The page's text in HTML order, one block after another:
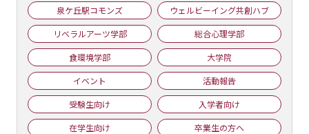
泉ケ丘駅コモンズ
ウェルビーイング共創ハブ
リベラルアーツ学部
総合心理学部
食環境学部
大学院
イベント
活動報告
受験生向け
入学者向け
在学生向け
卒業生の方へ